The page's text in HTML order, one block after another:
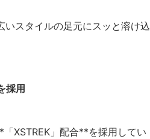
スタイルの足元にスッと溶け込
採用
XSTREK」配合**を採用してい